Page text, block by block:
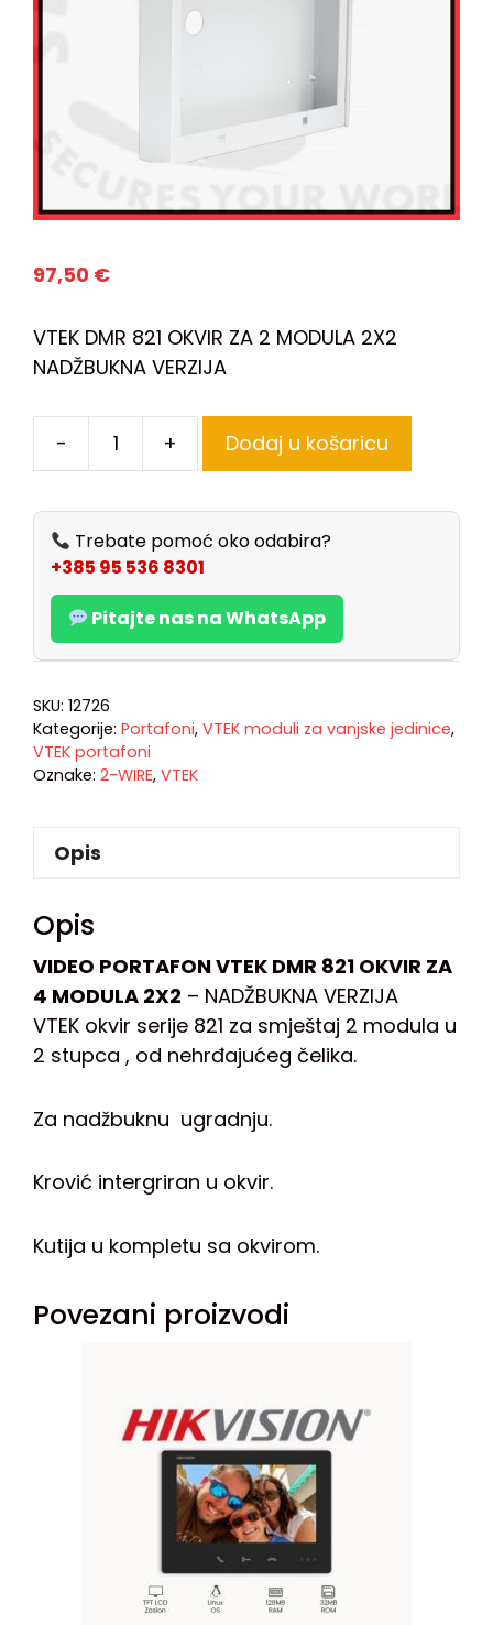
97,50 €
VTEK DMR 821 OKVIR ZA 2 MODULA 2X2
NADŽBUKNA VERZIJA
- + Dodaj u košaricu
Trebate pomoć oko odabira?
+385 95 536 8301
Pitajte nas na WhatsApp
SKU: 12726
Kategorije: Portafoni, VTEK moduli za vanjske jedinice,
VTEK portafoni
Oznake: 2-WIRE, VTEK
Opis
Opis
VIDEO PORTAFON VTEK DMR 821 OKVIR ZA
4 MODULA 2X2 – NADŽBUKNA VERZIJA
VTEK okvir serije 821 za smještaj 2 modula u
2 stupca , od nehrđajućeg čelika.
Za nadžbuknu ugradnju.
Krović intergriran u okvir.
Kutija u kompletu sa okvirom.
Povezani proizvodi